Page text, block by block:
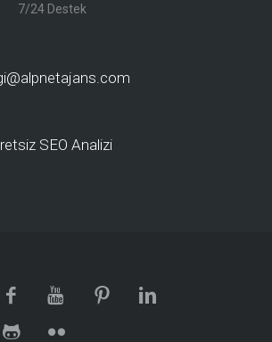
7/24 Destek
SEO Analizi